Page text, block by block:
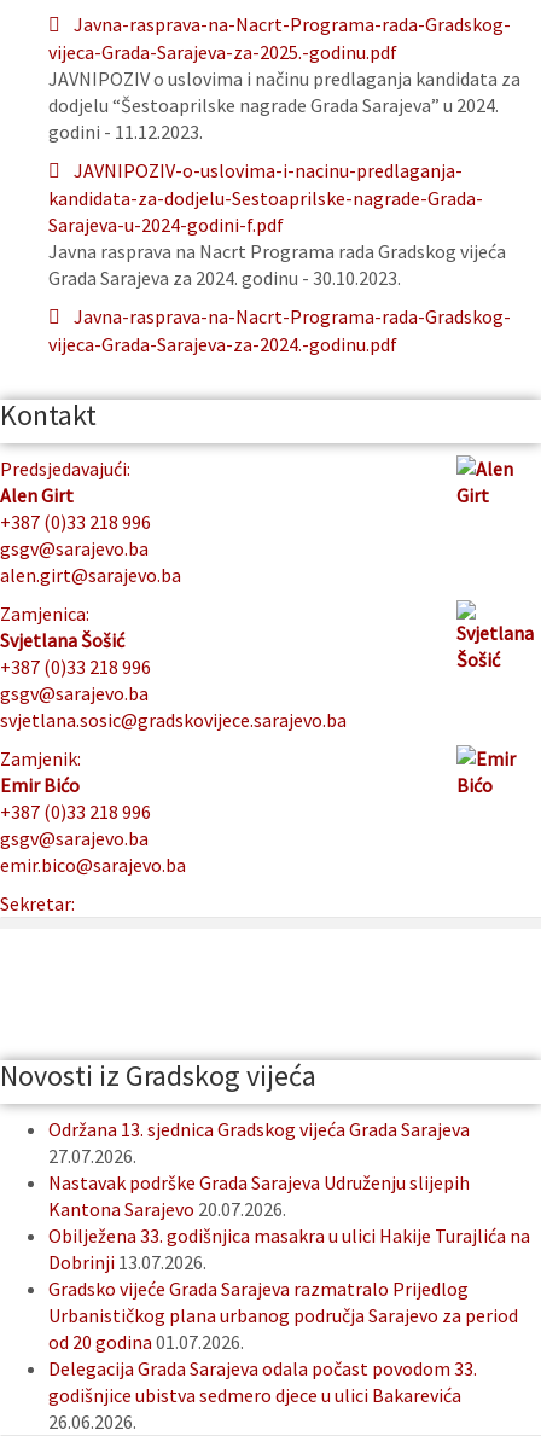
Javna-rasprava-na-Nacrt-Programa-rada-Gradskog-
vijeca-Grada-Sarajeva-za-2025.-godinu.pdf
JAVNIPOZIV o uslovima i načinu predlaganja kandidata za
dodjelu “Šestoaprilske nagrade Grada Sarajeva” u 2024.
godini - 11.12.2023.
JAVNIPOZIV-o-uslovima-i-nacinu-predlaganja-
kandidata-za-dodjelu-Sestoaprilske-nagrade-Grada-
Sarajeva-u-2024-godini-f.pdf
Javna rasprava na Nacrt Programa rada Gradskog vijeća
Grada Sarajeva za 2024. godinu - 30.10.2023.
Javna-rasprava-na-Nacrt-Programa-rada-Gradskog-
vijeca-Grada-Sarajeva-za-2024.-godinu.pdf
Kontakt
Predsjedavajući:
Alen Girt
+387 (0)33 218 996
gsgv@sarajevo.ba
alen.girt@sarajevo.ba
Zamjenica:
Svjetlana Šošić
+387 (0)33 218 996
gsgv@sarajevo.ba
svjetlana.sosic@gradskovijece.sarajevo.ba
Zamjenik:
Emir Bićo
+387 (0)33 218 996
gsgv@sarajevo.ba
emir.bico@sarajevo.ba
Sekretar:
Novosti iz Gradskog vijeća
Održana 13. sjednica Gradskog vijeća Grada Sarajeva
27.07.2026.
Nastavak podrške Grada Sarajeva Udruženju slijepih
Kantona Sarajevo 20.07.2026.
Obilježena 33. godišnjica masakra u ulici Hakije Turajlića na
Dobrinji 13.07.2026.
Gradsko vijeće Grada Sarajeva razmatralo Prijedlog
Urbanističkog plana urbanog područja Sarajevo za period
od 20 godina 01.07.2026.
Delegacija Grada Sarajeva odala počast povodom 33.
godišnjice ubistva sedmero djece u ulici Bakarevića
26.06.2026.